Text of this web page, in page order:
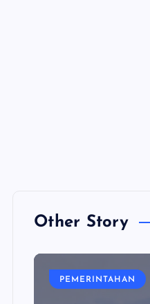
Other Story
PEMERINTAHAN